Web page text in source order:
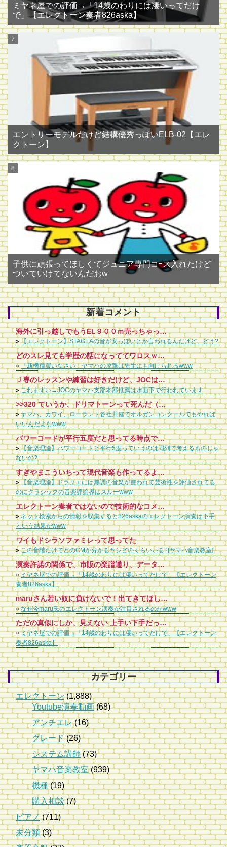
ミヤネ屋での評価→「14歳のわりには凄いってだけ
で」【エレクトーン奏者826aska】
エントリーモデルだけど結構優秀っぽいELB-02【エレ
クトーン】
子供に頑張ってほしくてジュニア専門コｰス入れたけど
ついていけてないんだおw
新着コメント
海外に引っ越しでもうEL９００ｍ売っちゃったけど、ちょっと後悔してます。ステージア音が薄っぺらい軽いというか。ＥＬのほうが深みがあって好きでした。
»【エレクトーン】STAGEAの音が安っぽいとか言われるんだけど、どう?
どのスレ見ても学歴の話になっててワロスｗｗｗ ヤマハの講師ってコンプレックス抱えてるんやなあ
»「新機種買いなさい」ヤマハの攻撃は先生にも向けられるwww
Ｊ専のレッスンや練習は好きだけど、JOCは嫌いというお子さん多いみたいですね。 JOCをどう考えるかは、何のためにレッスンをしているのかという目的にもよります。 クラシックやPOPSなど、人の作ったものを弾いて楽しみたいだけなのか、何とか、ピアノや音楽で食べていきたいと思うのか、弾ける人を育てたいと思うのか、まあ、目的はいろいろありますね。 PTNAやショパンコンクールなど、有名なコンクールはいろいろありますが、どれも、人の作った曲をいかに再現できるかという世界のものです。頂点に上り詰めても、それだけで食べていくのは極めて難しい。なぜなら、有名なピアニストのCDを買ってくれば、絶対にそれを超えることはないってことになってるんです。頂点まで行けなければ、せいぜい子供たちを集めてピアノ教室をやるくらいです。 YAMAHAは早くからそこに気づいて、JOCや嬬恋のポプコンなど、演奏できると同時に作る、つまりオリジナリティーを発揮できる場を大切にしてきたんだと思います。ポプコンは、井上陽水さんや中島みゆさんが入賞して今に至ってるってことで有名です。 レッスンをしてせっかくピアノが弾けるんだから、適当でもいい、セオリーなんか無視してもいい、褒められる曲でなくてもいい、作る喜びを子供たちに味合わせて、楽しんでもらえるように親や先生が導いていければと思います。 バンド活動を始めて、ピアノは弾けないけれどギターを練習して何とか音楽をやっている人から見れば、ピアノで両手を使って、シャープやフラットが3つも4つもある譜面を弾けるなんて、羨ましい以外の何物でもないんですから。 JOCで人前で披露する前提で考えるから、練習してるクラシック曲と同じようなレベルにしないととか考えるけど、グダグダな曲でも、和音が変な曲でも全然OKです。JAZZなんて不協和音の塊ですよ。子供が感性で作ったものを大事にしてあげてください。そこから、もしかしたら、新しいものが生まれてくるかもしれません。
»これまずい→JOCのヤマハ支部本部推薦は水面下で行われています
>>320 ていうか、ドリマトーンって死んだ（販売終了した）んだろ
»ヤマハ、カワイ、ローランド各社共催でオルガンコンクールでもやれば
いいんだよなwww
パワーコードが平行五度だと思ってる時点で…
»【音楽理論】パワーコードと平行5度っていうのは同列で考えるものじゃ
ないの?
すぎやまこういちって現代音楽も作ってるよ。オーディオ交響曲とか
»【音楽理論】ドラクエには無調の音楽が使われて芸術性を評価されてる
のにクラシックの音楽評論界はスルーwww
エレクトーン奏者ではないので技術的なコメントはできませんが、Yahoo知恵袋などでこき下ろす質問とか見てると吐き気がしてきます。 少なくとも動画は見ててスゴいとは思えても下手とは感じませんし、どこか足らないとか至らない点も特になく、技術的に彼女より上だと言うなら動画持参で、どこがどう自分が彼女よりスゴいのかコメントして欲しいところですね。
»ネット検索からの情報を収集すると826askaのエレクトーン演奏は下手
という結果がwww
ワイもドシラソファミレって思ってた
»この音階だけでどのCMか分かるヤシどのくらいいる?[ヤマハ音楽教室]
演奏許諾の関係で、市販の楽譜通り、データを使っての演奏をしているのでは。 自作のレジストで演奏するには、JASRACの許諾が必要で、面倒。 EFの演奏許諾も大概面倒。海外とか特に。 ヤマハに許諾の部署作ってほしい。
»ミヤネ屋での評価→「14歳のわりには凄いってだけで」【エレクトーン
奏者826aska】
maruさん若い奴に負けないで！出てきてほしい！そして感動を与えてください！あなたの演奏が一番！
»なぜ今maru氏のエレクトーン演奏が注目されるのかwww
ただの真似にしか、見えない 上手い下手だったら上手い人沢山いる だから、これから余り伸び代ないかな。
»ミヤネ屋での評価→「14歳のわりには凄いってだけで」【エレクトーン
奏者826aska】
カテゴリー
エレクトーン(1,888)
Youtube演奏動画(68)
アンチエレ(16)
グレード(26)
システム講師(73)
ヤマハ音楽教室(939)
機種(19)
購入相談(7)
ピアノ(711)
未分類(3)